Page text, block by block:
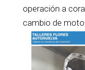
operación a
cambio de